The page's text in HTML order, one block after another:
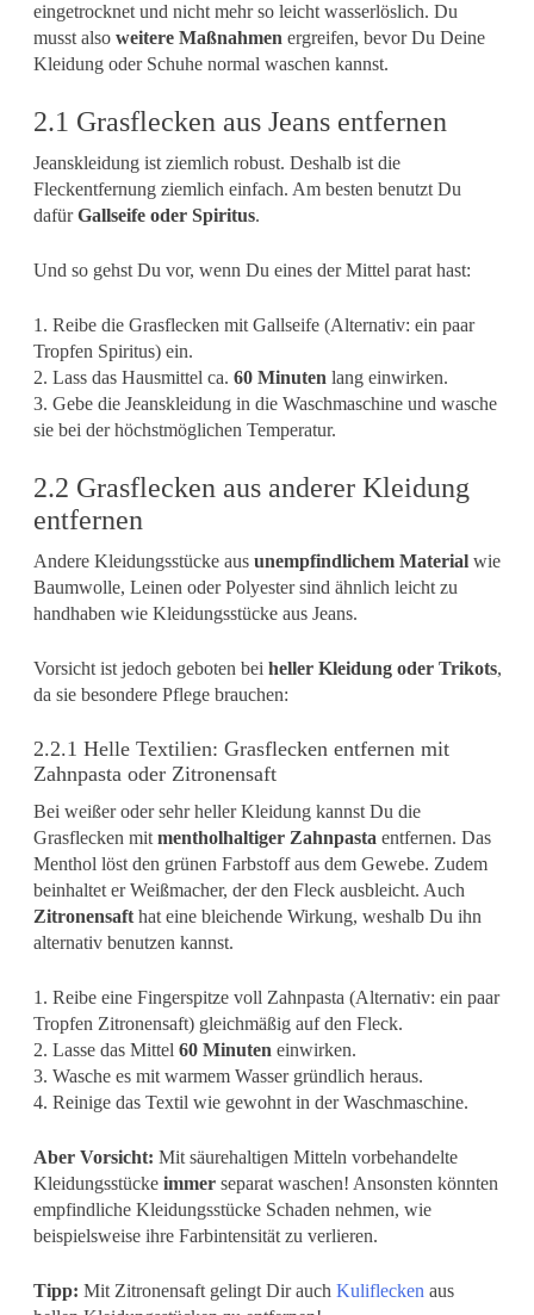
eingetrocknet und nicht mehr so leicht wasserlöslich. Du
musst also weitere Maßnahmen ergreifen, bevor Du Deine
Kleidung oder Schuhe normal waschen kannst.
2.1 Grasflecken aus Jeans entfernen
Jeanskleidung ist ziemlich robust. Deshalb ist die
Fleckentfernung ziemlich einfach. Am besten benutzt Du
dafürGallseife oder Spiritus.
Und so gehst Du vor, wenn Du eines der Mittel parat hast:
1. Reibe die Grasflecken mit Gallseife (Alternativ: ein paar
Tropfen Spiritus) ein.
2. Lass das Hausmittel ca. 60 Minuten lang einwirken.
3. Gebe die Jeanskleidung in die Waschmaschine und wasche
sie bei der höchstmöglichen Temperatur.
2.2 Grasflecken aus anderer Kleidung
entfernen
Andere Kleidungsstücke aus unempfindlichem Materialwie
Baumwolle, Leinen oder Polyester sind ähnlich leicht zu
handhaben wie Kleidungsstücke aus Jeans.
Vorsicht ist jedoch geboten bei heller Kleidung oder Trikots,
da sie besondere Pflege brauchen:
2.2.1 Helle Textilien: Grasflecken entfernen mit
Zahnpasta oder Zitronensaft
Bei weißer oder sehr heller Kleidung kannst Du die
Grasflecken mit mentholhaltiger Zahnpasta entfernen. Das
Menthol löst den grünen Farbstoff aus dem Gewebe. Zudem
beinhaltet er Weißmacher, der den Fleck ausbleicht. Auch
Zitronensafthat eine bleichende Wirkung, weshalb Du ihn
alternativ benutzen kannst.
1. Reibe eine Fingerspitze voll Zahnpasta (Alternativ: ein paar
Tropfen Zitronensaft) gleichmäßig auf den Fleck.
2. Lasse das Mittel 60 Minuten einwirken.
3. Wasche es mit warmem Wasser gründlich heraus.
4. Reinige das Textil wie gewohnt in der Waschmaschine.
Aber Vorsicht: Mit säurehaltigen Mitteln vorbehandelte
Kleidungsstücke immerseparat waschen! Ansonsten könnten
empfindliche Kleidungsstücke Schaden nehmen, wie
beispielsweise ihre Farbintensität zu verlieren.
Tipp: Mit Zitronensaft gelingt Dir auch Kuliflecken aus